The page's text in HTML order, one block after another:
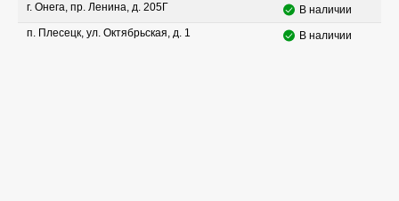
г. Онега, пр. Ленина, д. 205Г
В наличии
п. Плесецк, ул. Октябрьская, д. 1
В наличии